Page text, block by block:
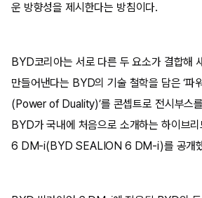
운 방향성을 제시한다는 방침이다.
BYD코리아는 서로 다른 두 요소가 결합해
만들어낸다는 BYD의 기술 철학을 담은 ‘파
(Power of Duality)’를 콘셉트로 전시부스
BYD가 국내에 처음으로 소개하는 하이브
6 DM-i(BYD SEALION 6 DM-i)를 공개